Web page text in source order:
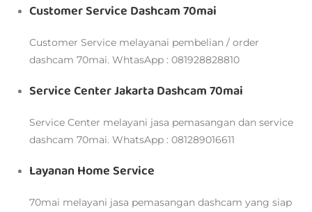
Customer Service Dashcam 70mai
Customer Service melayanai pembelian / order
dashcam 70mai. WhtasApp : 081928828810
Service Center Jakarta Dashcam 70mai
Service Center melayani jasa pemasangan dan service
dashcam 70mai. WhatsApp : 081289016611
Layanan Home Service
70mai melayani jasa pemasangan dashcam yang siap